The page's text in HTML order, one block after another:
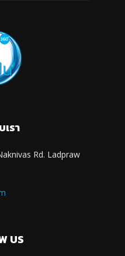
รา
Rd. Ladpraw
US